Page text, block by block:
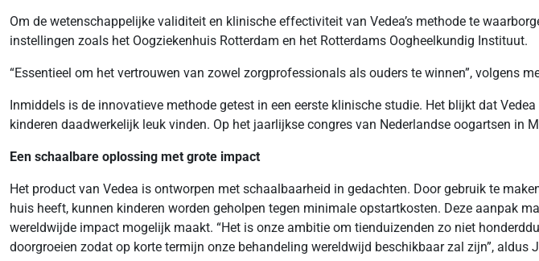
Om de wetenschappelijke validiteit en klinische effectiviteit van Vedea’s methode te
instellingen zoals het Oogziekenhuis Rotterdam en het Rotterdams Oogheelkundig Instituut.
“Essentieel om het vertrouwen van zowel zorgprofessionals als ouders te winnen”, volgens
Inmiddels is de innovatieve methode getest in een eerste klinische studie. Het blijkt dat
kinderen daadwerkelijk leuk vinden. Op het jaarlijkse congres van Nederlandse oogartsen in
Een schaalbare oplossing met grote impact
Het product van Vedea is ontworpen met schaalbaarheid in gedachten. Door gebruik te
huis heeft, kunnen kinderen worden geholpen tegen minimale opstartkosten. Deze aanpak
wereldwijde impact mogelijk maakt. “Het is onze ambitie om tienduizenden zo niet
doorgroeien zodat op korte termijn onze behandeling wereldwijd beschikbaar zal zijn”, aldus